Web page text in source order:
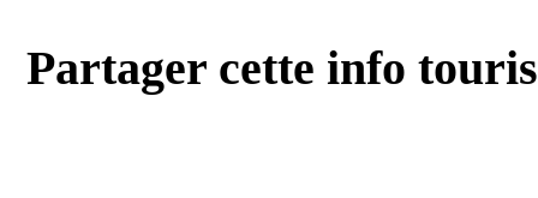
Partager cette info